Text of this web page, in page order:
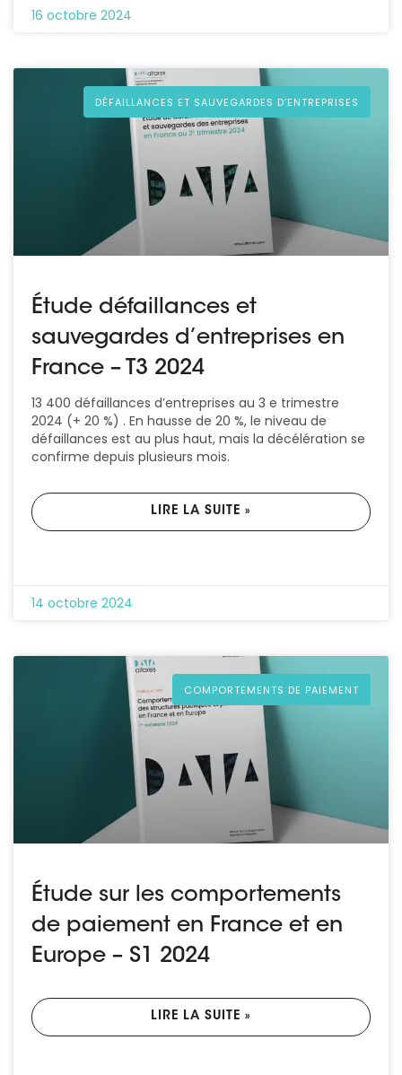
16 octobre 2024
DÉFAILLANCES ET SAUVEGARDES D’ENTREPRISES
Étude défaillances et
sauvegardes d’entreprises en
France – T3 2024
13 400 défaillances d’entreprises au 3 e trimestre
2024 (+ 20 %) . En hausse de 20 %, le niveau de
défaillances est au plus haut, mais la décélération se
confirme depuis plusieurs mois.
LIRE LA SUITE »
14 octobre 2024
COMPORTEMENTS DE PAIEMENT
Étude sur les comportements
de paiement en France et en
Europe – S1 2024
LIRE LA SUITE »